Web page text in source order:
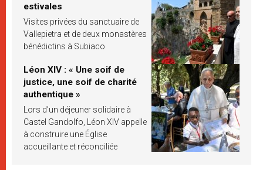
estivales
Visites privées du sanctuaire de
Vallepietra et de deux monastères
bénédictins à Subiaco
Léon XIV : « Une soif de
justice, une soif de charité
authentique »
Lors d’un déjeuner solidaire à
Castel Gandolfo, Léon XIV appelle
à construire une Église
accueillante et réconciliée